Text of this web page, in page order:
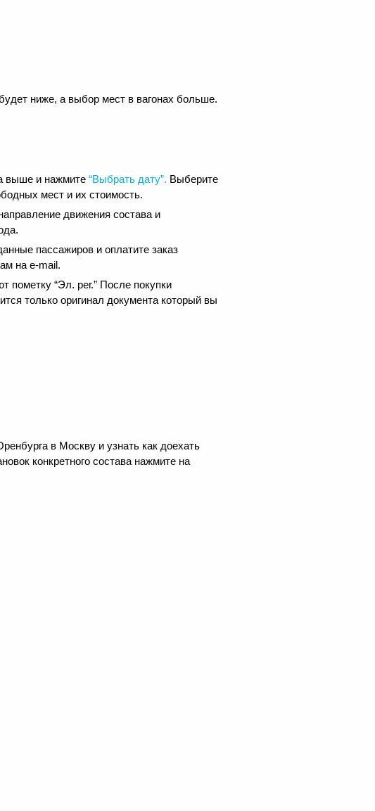
ниже, а выбор мест в вагонах больше.
выше и нажмите “Выбрать дату”. Выберите
мест и их стоимость.
движения состава и
пассажиров и оплатите заказ
на e-mail.
пометку “Эл. рег.” После покупки
только оригинал документа который вы
в Москву и узнать как доехать
конкретного состава нажмите на